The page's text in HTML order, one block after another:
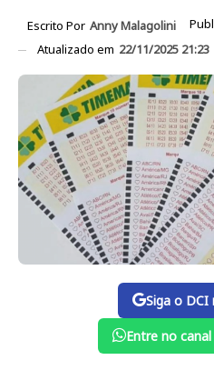
Escrito Por Anny Malagolini
Atualizado em 22/11/2025 21:23
Siga o DCI
Entre no